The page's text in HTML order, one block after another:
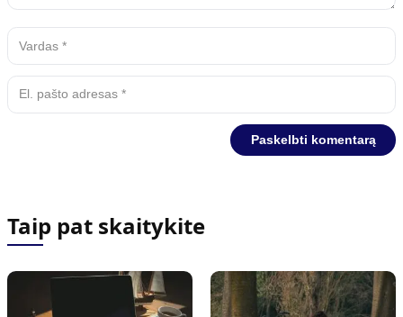
Taip pat skaitykite